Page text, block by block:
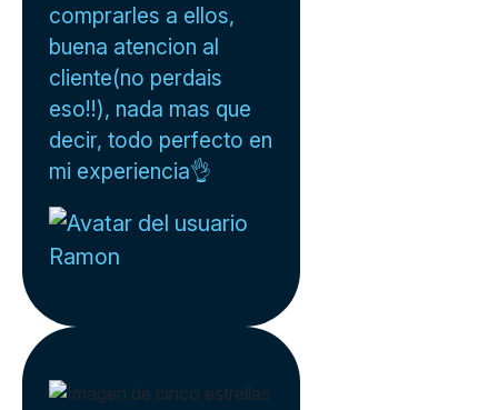
comprarles a ellos,
buena atencion al
cliente(no perdais
eso!!), nada mas que
decir, todo perfecto en
mi experiencia👌
Ramon